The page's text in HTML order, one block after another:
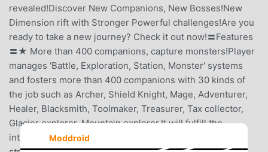
revealed!Discover New Companions, New Bosses!New
Dimension rift with Stronger Powerful challenges!Are you
ready to take a new journey? Check it out now!〓Features
〓★ More than 400 companions, capture monsters!Player
manages 'Battle, Exploration, Station, Monster' systems
and fosters more than 400 companions with 30 kinds of
the job such as Archer, Shield Knight, Mage, Adventurer,
Healer, Blacksmith, Toolmaker, Treasurer, Tax collector,
Glacier explorer, Mountain explorer.It will fulfill the
intellectual desire of player who likes ‘thinking and
Moddroid